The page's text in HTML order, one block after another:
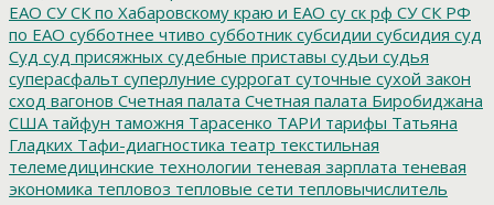
ЕАО СУ СК по Хабаровскому краю и ЕАО су ск рф СУ СК РФ
по ЕАО субботнее чтиво субботник субсидии субсидия суд
Суд суд присяжных судебные приставы судьи судья
суперасфальт суперлуние суррогат суточные сухой закон
сход вагонов Счетная палата Счетная палата Биробиджана
США тайфун таможня Тарасенко ТАРИ тарифы Татьяна
Гладких Тафи-диагностика театр текстильная
телемедицинские технологии теневая зарплата теневая
экономика тепловоз тепловые сети тепловычислитель